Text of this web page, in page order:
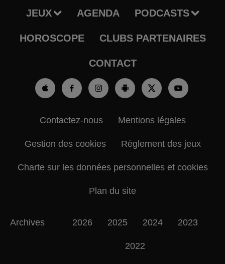
JEUX AGENDA PODCASTS
HOROSCOPE CLUBS PARTENAIRES
CONTACT
Contactez-nous Mentions légales
Gestion des cookies Règlement des jeux
Charte sur les données personnelles et cookies
Plan du site
Archives 2026 2025 2024 2023
2022